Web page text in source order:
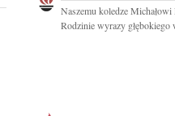
Naszemu koledze
Rodzinie wyrazy głębokiego